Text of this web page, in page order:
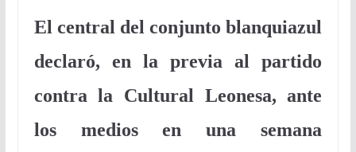
El central del conjunto blanquiazul
declaró, en la previa al partido
contra la Cultural Leonesa, ante
los medios en una semana